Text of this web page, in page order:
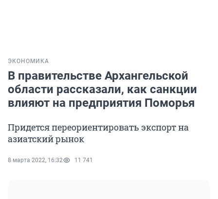
ЭКОНОМИКА
В правительстве Архангельской
области рассказали, как санкции
влияют на предприятия Поморья
Придется переориентировать экспорт на
азиатский рынок
8 марта 2022, 16:32 11 741